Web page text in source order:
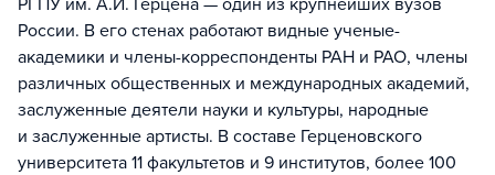
РГПУ им. А.И. Герцена — один из крупнейших вузов
России. В его стенах работают видные ученые-
академики и члены-корреспонденты РАН и РАО, члены
различных общественных и международных академий,
заслуженные деятели науки и культуры, народные
и заслуженные артисты. В составе Герценовского
университета 11 факультетов и 9 институтов, более 100